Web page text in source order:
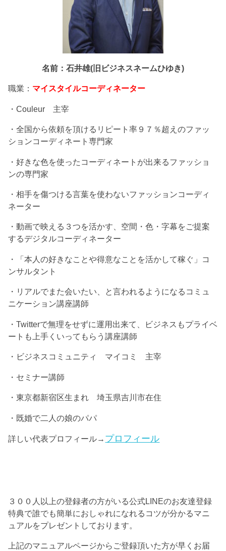
名前：石井雄(旧ビジネスネームひゆき)
職業： マイスタイルコーディネーター
・Couleur 主宰
・全国から依頼を頂けるリピート率９７％超えのファッ
ションコーディネート専門家
・好きな色を使ったコーディネートが出来るファッショ
ンの専門家
・相手を傷つける言葉を使わないファッションコーディ
ネーター
・動画で映える３つを活かす、空間・色・字幕をご提案
するデジタルコーディネーター
・「本人の好きなことや得意なことを活かして稼ぐ」コ
ンサルタント
・リアルでまた会いたい、と言われるようになるコミュ
ニケーション講座講師
・Twitterで無理をせずに運用出来て、ビジネスもプライベ
ートも上手くいってもらう講座講師
・ビジネスコミュニティ マイコミ 主宰
・セミナー講師
・東京都新宿区生まれ 埼玉県吉川市在住
・既婚で二人の娘のパパ
詳しい代表プロフィール→ プロフィール
３００人以上の登録者の方がいる公式LINEのお友達登録
特典で誰でも簡単におしゃれになれるコツが分かるマニ
ュアルをプレゼントしております。
上記のマニュアルページからご登録頂いた方が早くお届